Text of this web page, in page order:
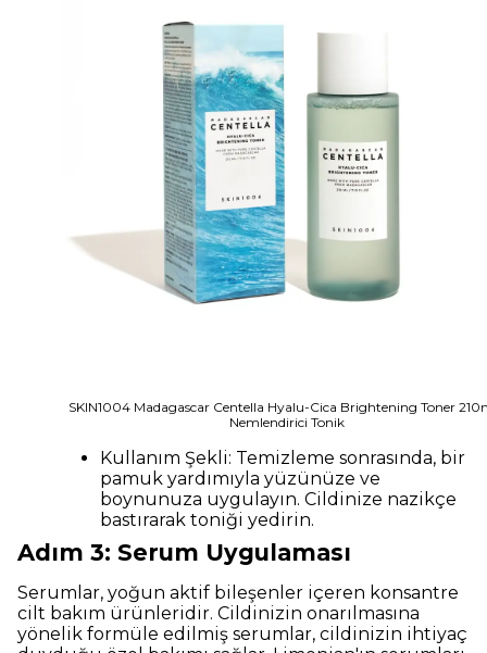
SKIN1004 Madagascar Centella Hyalu-Cica Brightening Toner
Nemlendirici Tonik
Kullanım Şekli: Temizleme sonrasında, bir
pamuk yardımıyla yüzünüze ve
boynunuza uygulayın. Cildinize nazikçe
bastırarak toniği yedirin.
Adım 3: Serum Uygulaması
Serumlar, yoğun aktif bileşenler içeren konsantre
cilt bakım ürünleridir. Cildinizin onarılmasına
yönelik formüle edilmiş serumlar, cildinizin ihtiyaç